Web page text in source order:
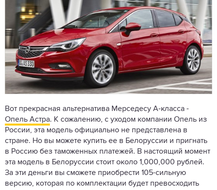
Вот прекрасная альтернатива Мерседесу А-класса -
Опель Астра. К сожалению, с уходом компании Опель из
России, эта модель официально не представлена в
стране. Но вы можете купить ее в Белоруссии и пригнать
в Россию без таможенных платежей. В настоящий момент
эта модель в Белоруссии стоит около 1,000,000 рублей.
За эти деньги вы сможете приобрести 105-сильную
версию, которая по комплектации будет превосходить